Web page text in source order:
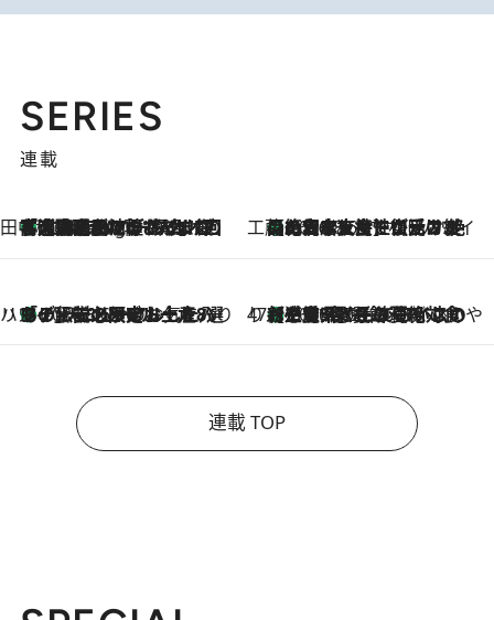
SERIES
連載
田中稲の勝手に再ブーム
1 Hour Ago
「湘南乃風に憧れて」観客大盛上がりの“タオル回し”に、ラッパー顔負けの高速歌唱まで…さだまさし（74）のアグレッシブすぎる現在地 工藤まやのおもてなしハワイ
2026.8.6
【ハワイ土産】ローカルの絶大な支持で復活！ 絶品の幻クッキー《元ファンの日本人女性が受け継いだ名店》
ハワイ賢者 リサのお気に入りリスト2026.8.6
あの伝説の限定トートも！ リニューアルした「ディーン＆デルーカ ハワイ」で必須のお土産8選 47都道府県の手みやげ ひんやりスイーツで夏を満喫
2026.8.6
【三重県】この夏絶対食べたい 冷やしておいしいおやつ3選 お餅×アイスの新感覚スイーツ
連載 TOP